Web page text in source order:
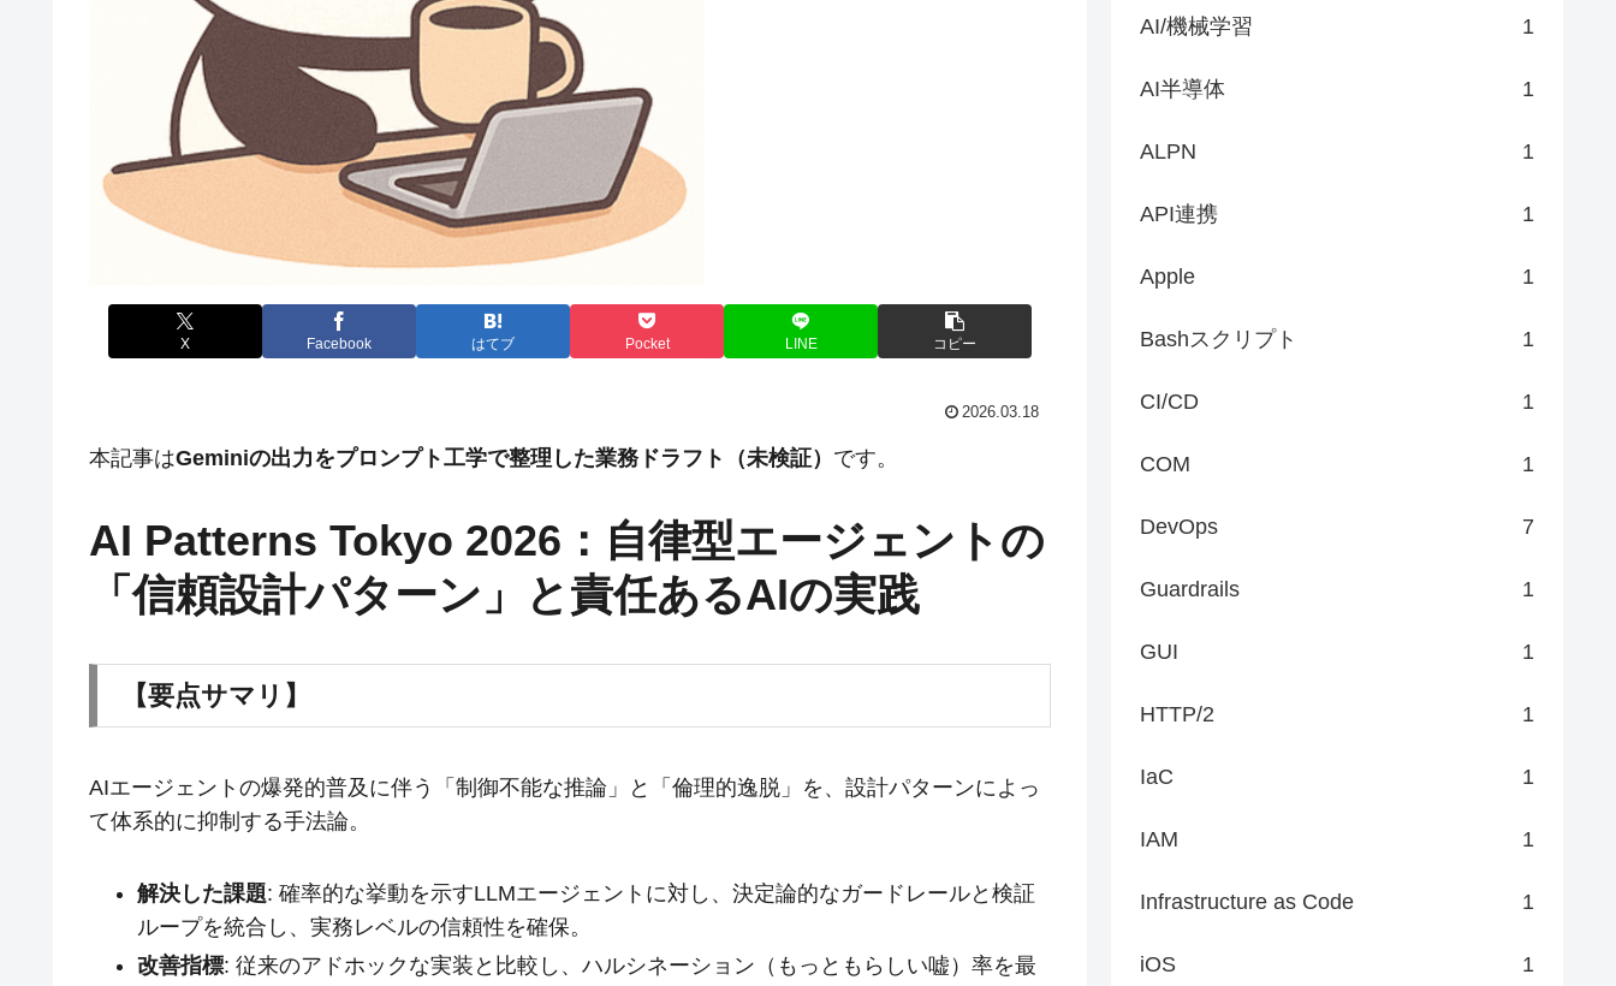
X Facebook はてブ Pocket LINE コピー
2026.03.18
本記事はGeminiの出力をプロンプト工学で整理した業務ドラフト（未検証） です。
AI Patterns Tokyo 2026：自律型エージェントの
「信頼設計パターン」と責任あるAIの実践
【要点サマリ】
AIエージェントの爆発的普及に伴う「制御不能な推論」と「倫理的逸脱」を、設計パターンによっ
て体系的に抑制する手法論。
解決した課題: 確率的な挙動を示すLLMエージェントに対し、決定論的なガードレールと検証
ループを統合し、実務レベルの信頼性を確保。
改善指標: 従来のアドホックな実装と比較し、ハルシネーション（もっともらしい嘘）率を最
AI/機械学習 1
AI半導体 1
ALPN 1
API連携 1
Apple 1
Bashスクリプト 1
CI/CD 1
COM 1
DevOps 7
Guardrails 1
GUI 1
HTTP/2 1
IaC 1
IAM 1
Infrastructure as Code 1
iOS 1